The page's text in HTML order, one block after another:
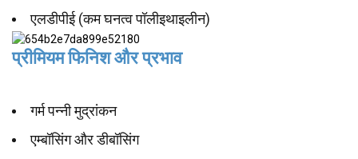
एलडीपीई (कम घनत्व पॉलीइथाइलीन)
प्रीमियम फिनिश और प्रभाव
गर्म पन्नी मुद्रांकन
एम्बॉसिंग और डीबॉसिंग